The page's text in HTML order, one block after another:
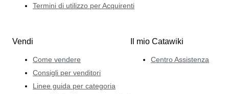
Termini di utilizzo per Acquirenti
Vendi
Come vendere
Consigli per venditori
Linee guida per categoria
Il mio Catawiki
Centro Assistenza